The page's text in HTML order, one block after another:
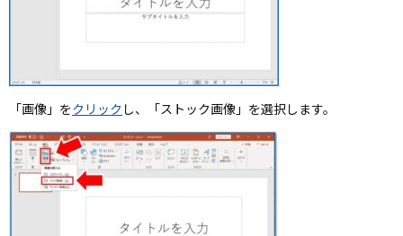
「画像」をクリック し、「ストック画像」を選択します。